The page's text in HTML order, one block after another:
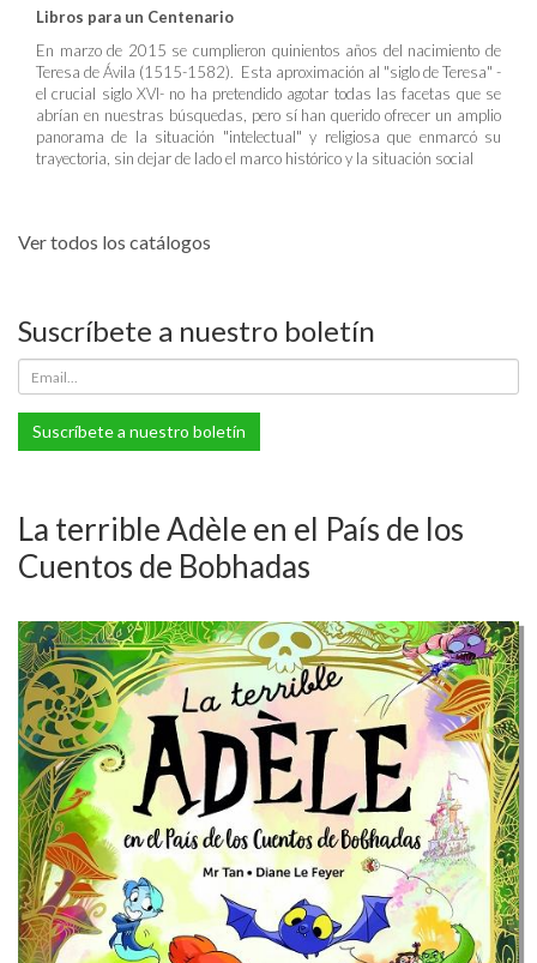
Libros para un Centenario
En marzo de 2015 se cumplieron quinientos años del nacimiento de
Teresa de Ávila (1515-1582). Esta aproximación al "siglo de Teresa" -
el crucial siglo XVI- no ha pretendido agotar todas las facetas que se
abrían en nuestras búsquedas, pero sí han querido ofrecer un amplio
panorama de la situación "intelectual" y religiosa que enmarcó su
trayectoria, sin dejar de lado el marco histórico y la situación social
Ver todos los catálogos
Suscríbete a nuestro boletín
Suscríbete a nuestro boletín
La terrible Adèle en el País de los
Cuentos de Bobhadas